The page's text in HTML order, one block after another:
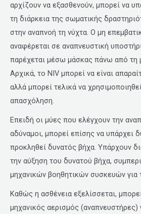
αρχίζουν να εξασθενούν, μπορεί να
τη διάρκεια της σωματικής
στην αναπνοή τη νύχτα. Ο μη
αναφέρεται σε αναπνευστική
παρέχεται μέσω μάσκας πάνω από τη
Αρχικά, το NIV μπορεί να είναι
αλλά μπορεί τελικά να
απασχόληση.
Επειδή οι μύες που ελέγχουν την
αδύναμοι, μπορεί επίσης να υπάρχει
προκληθεί δυνατός βήχα. Υπάρχουν
την αύξηση του δυνατού βήχα,
μηχανικών βοηθητικών συσκευών για
Καθώς η ασθένεια εξελίσσεται,
μηχανικός αερισμός (αναπνευστήρες)